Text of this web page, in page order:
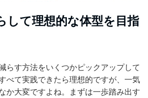
して理想的な体型を目指
らす方法をいくつかピックアップして
べて実践できたら理想的ですが、一気
か大変ですよね。まずは一歩踏み出す